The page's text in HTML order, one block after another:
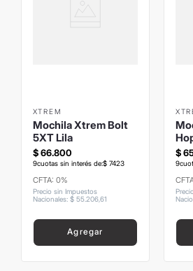
XTREM
Mochila Xtrem Bolt
5XT Lila
$ 66.800
9cuotas sin interés de:$ 7423
CFTA: 0%
Precio sin Impuestos
Nacionales: $ 55.206,61
Agregar
$
9